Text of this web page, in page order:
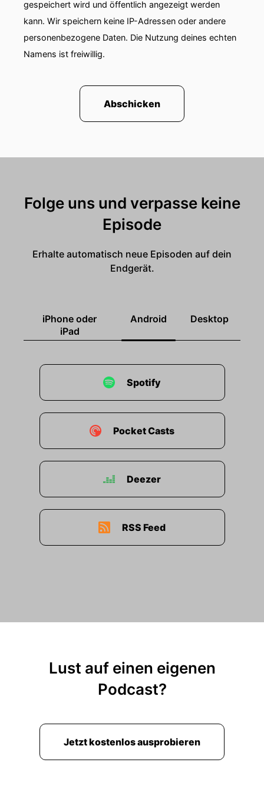
gespeichert wird und öffentlich angezeigt werden
kann. Wir speichern keine IP-Adressen oder andere
personenbezogene Daten. Die Nutzung deines echten
Namens ist freiwillig.
Abschicken
Folge uns und verpasse keine
Episode
Erhalte automatisch neue Episoden auf dein
Endgerät.
iPhone oder
iPad
Android Desktop
Spotify
Pocket Casts
Deezer
RSS Feed
Lust auf einen eigenen
Podcast?
Jetzt kostenlos ausprobieren